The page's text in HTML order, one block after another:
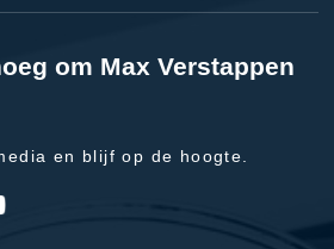
om Max Verstappen
en blijf op de hoogte.